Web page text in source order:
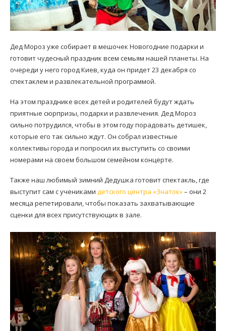
Дед Мороз уже собирает в мешочек Новогодние подарки и
готовит чудесный праздник всем семьям нашей планеты. На
очереди у него город Киев, куда он придет 23 декабря со
спектаклем и развлекательной программой.
На этом празднике всех детей и родителей будут ждать
приятные сюрпризы, подарки и развлечения. Дед Мороз
сильно потрудился, чтобы в этом году порадовать детишек,
которые его так сильно ждут. Он собрал известные
коллективы города и попросил их выступить со своими
номерами на своем большом семейном концерте.
Также наш любимый зимний Дедушка готовит спектакль, где
выступит сам с учениками детского центра «Знаток»– они 2
месяца репетировали, чтобы показать захватывающие
сценки для всех присутствующих в зале.